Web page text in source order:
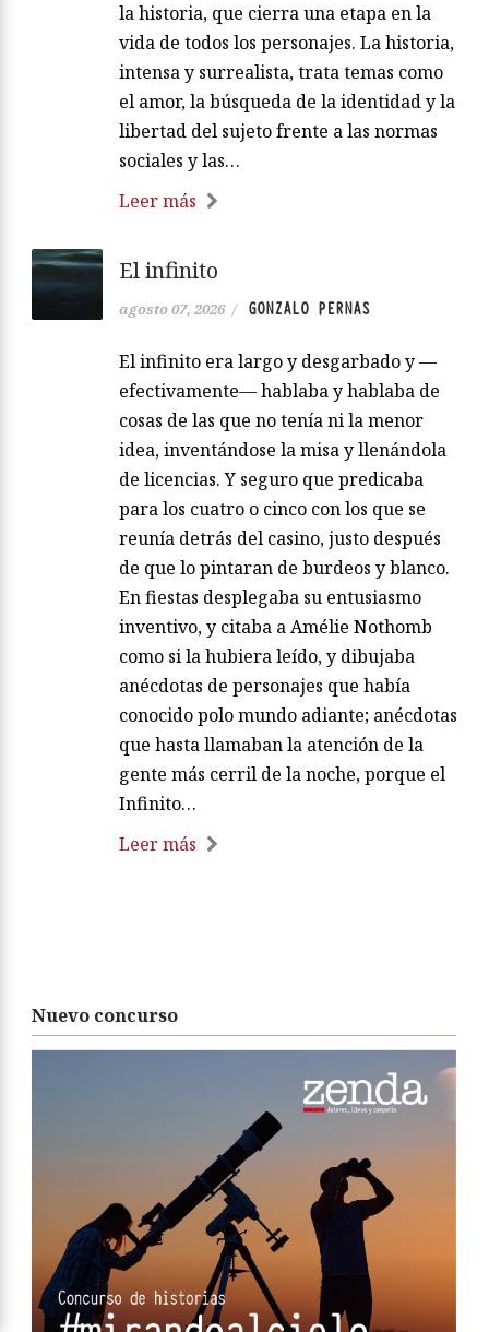
la historia, que cierra una etapa en la
vida de todos los personajes. La historia,
intensa y surrealista, trata temas como
el amor, la búsqueda de la identidad y la
libertad del sujeto frente a las normas
sociales y las…
Leer más
El infinito
agosto 07, 2026 / GONZALO PERNAS
El infinito era largo y desgarbado y —
efectivamente— hablaba y hablaba de
cosas de las que no tenía ni la menor
idea, inventándose la misa y llenándola
de licencias. Y seguro que predicaba
para los cuatro o cinco con los que se
reunía detrás del casino, justo después
de que lo pintaran de burdeos y blanco.
En fiestas desplegaba su entusiasmo
inventivo, y citaba a Amélie Nothomb
como si la hubiera leído, y dibujaba
anécdotas de personajes que había
conocido polo mundo adiante; anécdotas
que hasta llamaban la atención de la
gente más cerril de la noche, porque el
Infinito…
Leer más
Nuevo concurso